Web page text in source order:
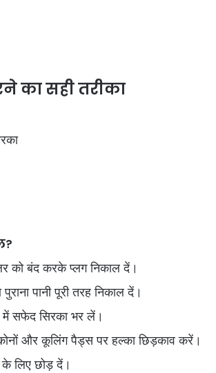
का सही तरीका
को बंद करके प्लग निकाल दें।
पानी पूरी तरह निकाल दें।
सफेद सिरका भर लें।
और कूलिंग पैड्स पर हल्का छिड़काव करें।
लिए छोड़ दें।